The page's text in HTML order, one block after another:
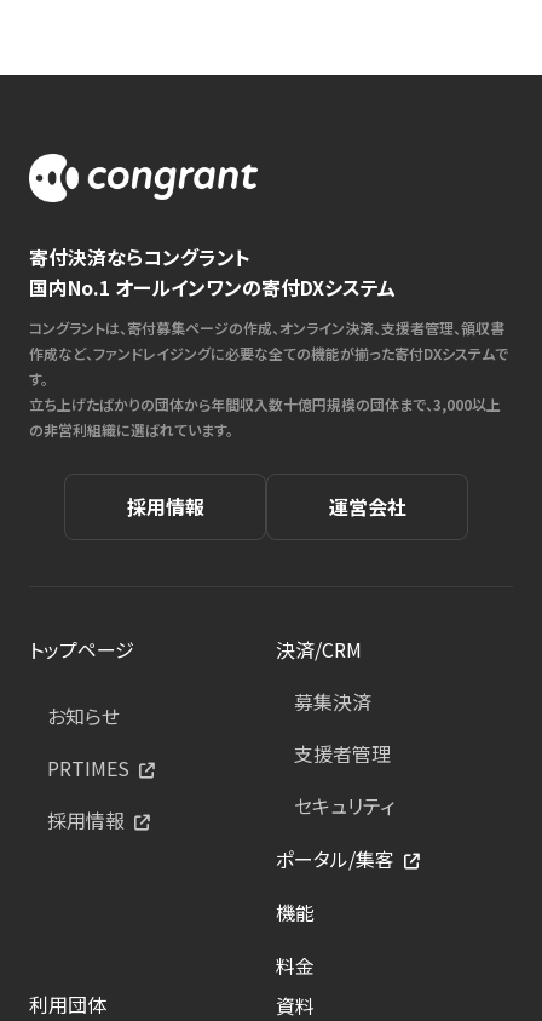
寄付決済ならコングラント
国内No.1 オールインワンの寄付DXシステム
コングラントは、寄付募集ページの作成、オンライン決済、支援者管理、領収書
作成など、ファンドレイジングに必要な全ての機能が揃った寄付DXシステムで
す。
立ち上げたばかりの団体から年間収入数十億円規模の団体まで、3,000以上
の非営利組織に選ばれています。
採用情報 運営会社
トップページ
お知らせ
PRTIMES
採用情報
決済/CRM
募集決済
支援者管理
セキュリティ
ポータル/集客
機能
料金
利用団体
資料